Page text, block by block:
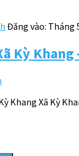
Đăng vào: Tháng
Kỳ Khang
Khang Xã Kỳ